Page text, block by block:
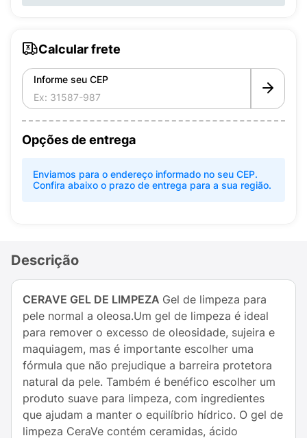
Calcular frete
Informe seu CEP
Opções de entrega
Enviamos para o endereço informado no seu CEP.
Confira abaixo o prazo de entrega para a sua região.
Descrição
CERAVE GEL DE LIMPEZA Gel de limpeza para
pele normal a oleosa.Um gel de limpeza é ideal
para remover o excesso de oleosidade, sujeira e
maquiagem, mas é importante escolher uma
fórmula que não prejudique a barreira protetora
natural da pele. Também é benéfico escolher um
produto suave para limpeza, com ingredientes
que ajudam a manter o equilíbrio hídrico. O gel de
limpeza CeraVe contém ceramidas, ácido